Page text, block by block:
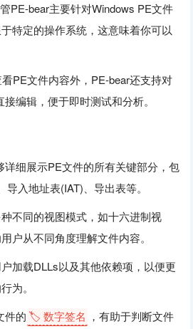
PE-bear主要针对Windows PE文件
特定的操作系统，这意味着你可以
PE文件内容外，PE-bear还支持对
编辑，便于即时测试和分析。
细展示PE文件的所有关键部分，包
入地址表(IAT)、导出表等。
不同的视图模式，如十六进制视
户从不同角度理解文件内容。
加载DLLs以及其他依赖项，以便更
为。
件的 🏷️ 数字签名 ，有助于判断文件